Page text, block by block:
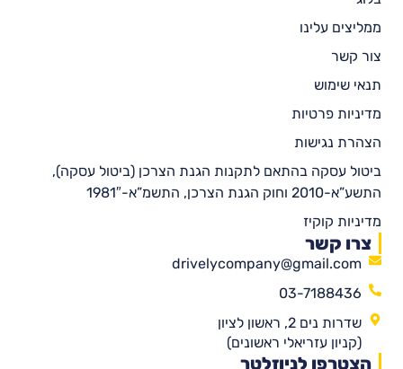
ממליצים עלינו
צור קשר
תנאי שימוש
מדיניות פרטיות
הצהרת נגישות
ביטול עסקה בהתאם לתקנות הגנת הצרכן (ביטול עסקה),
התשע”א-2010 וחוק הגנת הצרכן, התשמ”א-1981″
מדיניות קוקיז
צרו קשר
drivelycompany@gmail.com
03-7188436
שדרות נים 2, ראשון לציון
(קניון עזריאלי ראשונים)
הצטרפו לניוזלטר